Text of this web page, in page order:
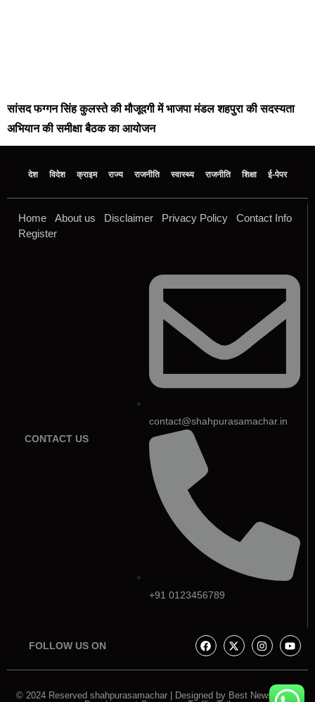
सांसद फग्गन सिंह कुलस्ते की मौजूदगी में भाजपा मंडल शहपुरा की सदस्यता
अभियान की समीक्षा बैठक का आयोजन
देश विदेश क्राइम राज्य राजनीति स्वास्थ्य राजनीति शिक्षा ई-पेपर
Home About us Disclaimer Privacy Policy
Contact Info
Register
CONTACT US
contact@shahpurasamachar.in
+91 0123456789
FOLLOW US ON
© 2024 Reserved shahpurasamachar | Designed by Best News Portal